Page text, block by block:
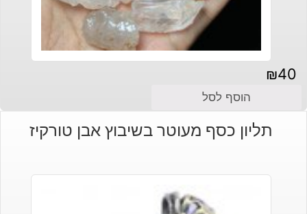
₪40
הוסף לסל
תליון כסף מעוטר בשיבוץ אבן טורקיז